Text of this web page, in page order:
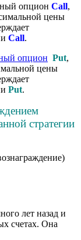
опцион Call,
цены
Call.
опцион Put,
цены
Put.
стратегии
лет назад и
счетах. Она